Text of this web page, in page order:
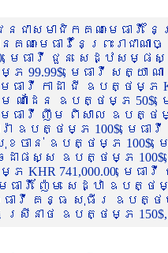
សមាជិកគណៈមេធាវី
នគណៈមេធាវីនៃព្រះរា
មេធាវី ជួន សេដ្ឋស
មេធាវី សត្យា ណ
េធាវី កាដា ជី ឧបត្ថម្ភ
ណាដែន ឧបត្ថម្ភ 50$,
មេធាវី ញឹម ពិសាល ឧបត្ថ
រ៉ា ឧបត្ថម្ភ 100$, មេ
សុខចាន់ ឧបត្ថម្ភ
ដាផស្ស ឧបត្ថម្ភ
KHR 741,000.00, មេ
ាវី ញ៉ែម សេដ្ឋា ឧបត្ថ
វី គន្ធ សុធីរ ឧបត្ថម្ភ
ស្រីនាថ ឧបត្ថម្ភ 150$,